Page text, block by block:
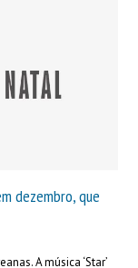
dezembro, que
A música ‘Star’